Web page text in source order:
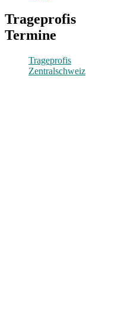
Trageprofis
Termine
Trageprofis
Zentralschweiz